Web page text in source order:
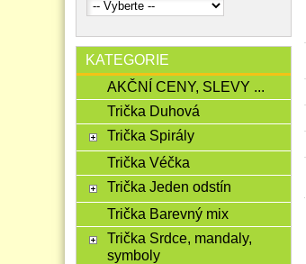
KATEGORIE
AKČNÍ CENY, SLEVY ...
Trička Duhová
Trička Spirály
Trička Véčka
Trička Jeden odstín
Trička Barevný mix
Trička Srdce, mandaly,
symboly